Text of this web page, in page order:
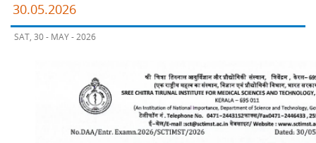
30.05.2026
SAT, 30 - MAY - 2026